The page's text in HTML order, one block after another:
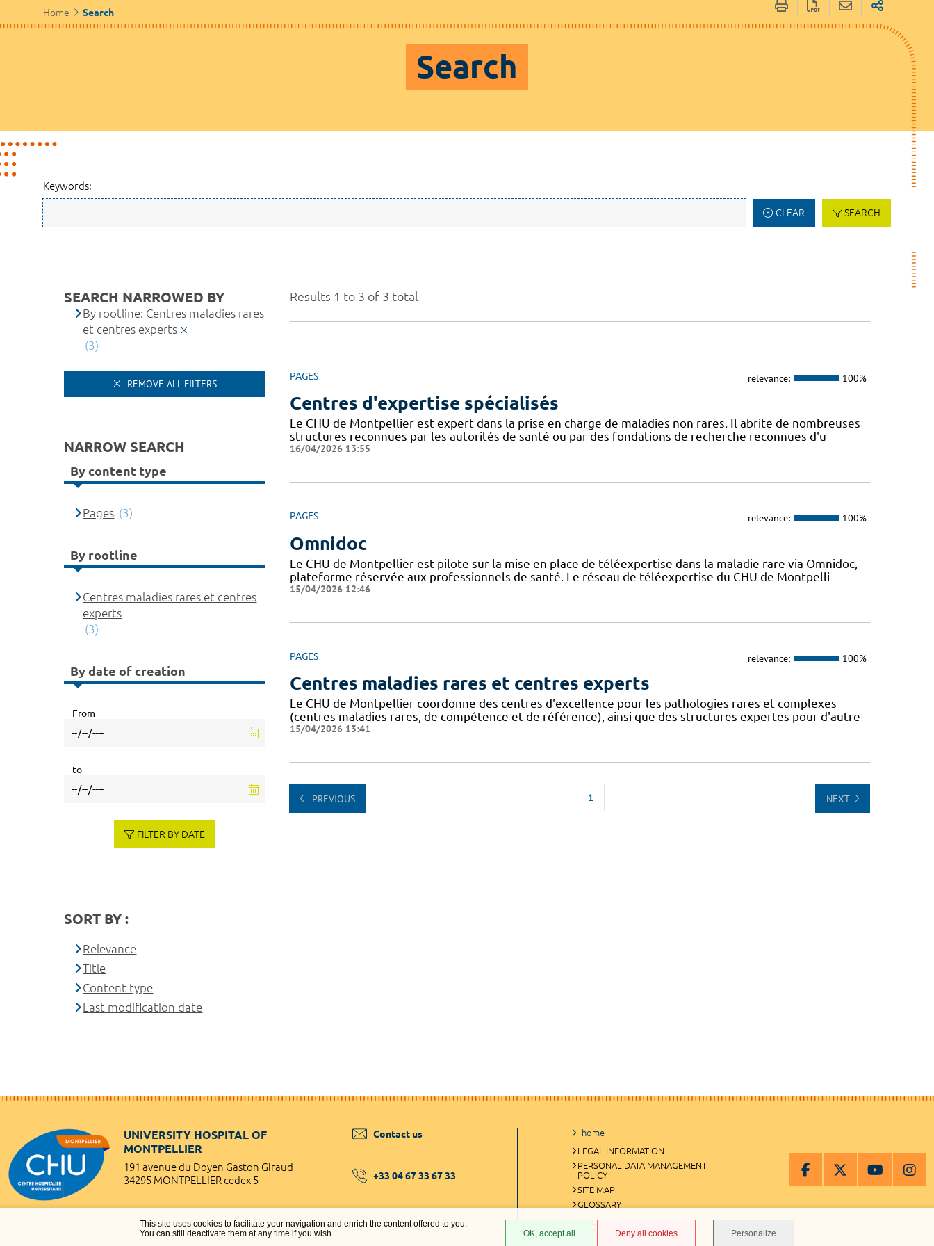
This site uses cookies to facilitate your navigation and enrich the content offered to you.
You can still deactivate them at any time if you wish.
OK, accept all Deny all cookies Personalize
Home Search
Search
Keywords:
CLEAR SEARCH
Results 1 to 3 of 3 total
PAGES relevance: 100%
Centres d'expertise spécialisés
Le CHU de Montpellier est expert dans la prise en charge de maladies non rares. Il abrite de nombreuses
structures reconnues par les autorités de santé ou par des fondations de recherche reconnues d'u
16/04/2026 13:55
PAGES relevance: 100%
Omnidoc
Le CHU de Montpellier est pilote sur la mise en place de téléexpertise dans la maladie rare via Omnidoc,
plateforme réservée aux professionnels de santé. Le réseau de téléexpertise du CHU de Montpelli
15/04/2026 12:46
PAGES relevance: 100%
Centres maladies rares et centres experts
Le CHU de Montpellier coordonne des centres d'excellence pour les pathologies rares et complexes
(centres maladies rares, de compétence et de référence), ainsi que des structures expertes pour d'autre
15/04/2026 13:41
PREVIOUS 1 NEXT
SEARCH NARROWED BY
By rootline: Centres maladies rares
et centres experts
(3)
REMOVE ALL FILTERS
NARROW SEARCH
By content type
Pages (3)
By rootline
Centres maladies rares et centres
experts
(3)
By date of creation
From
to
FILTER BY DATE
SORT BY :
Relevance
Title
Content type
Last modification date
UNIVERSITY HOSPITAL OF
MONTPELLIER
191 avenue du Doyen Gaston Giraud
34295 MONTPELLIER cedex 5
Contact us
+33 04 67 33 67 33
home
LEGAL INFORMATION
PERSONAL DATA MANAGEMENT
POLICY
SITE MAP
GLOSSARY
COOKIES MANAGEMENT